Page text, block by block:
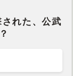
れた、公武